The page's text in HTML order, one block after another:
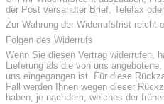
der Post versandter Brief, Telefax
Zur Wahrung der Widerrufsfrist reicht
Folgen des Widerrufs
Wenn Sie diesen Vertrag widerrufen,
Lieferung als die von uns
uns eingegangen ist. Für diese
Fall werden Ihnen wegen dieser
haben, je nachdem, welches der